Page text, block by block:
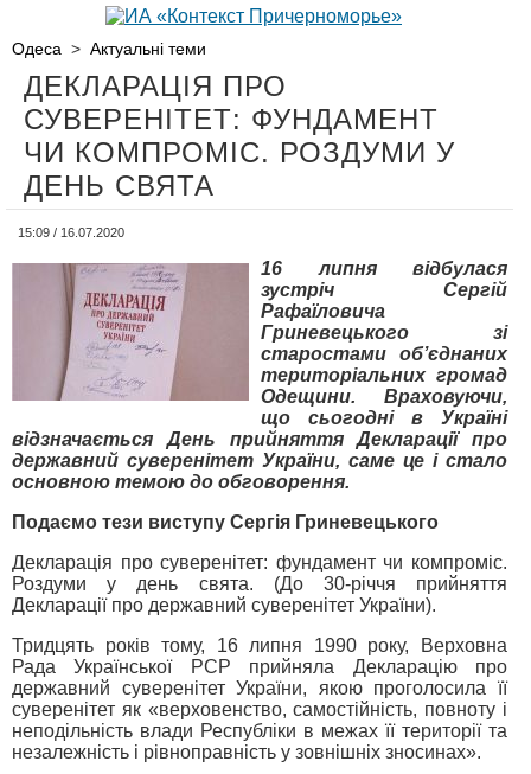
Одеса > Актуальні теми
ДЕКЛАРАЦІЯ ПРО
СУВЕРЕНІТЕТ: ФУНДАМЕНТ
ЧИ КОМПРОМІС. РОЗДУМИ У
ДЕНЬ СВЯТА
15:09 / 16.07.2020
16 липня відбулася
зустріч Сергій
Рафаїловича
Гриневецького зі
старостами обʼєднаних
територіальних громад
Одещини. Враховуючи,
що сьогодні в Україні
відзначається День прийняття Декларації про
державний суверенітет України, саме це і стало
основною темою до обговорення.
Подаємо тези виступу Сергія Гриневецького
Декларація про суверенітет: фундамент чи компроміс.
Роздуми у день свята. (До 30-річчя прийняття
Декларації про державний суверенітет України).
Тридцять років тому, 16 липня 1990 року, Верховна
Рада Української РСР прийняла Декларацію про
державний суверенітет України, якою проголосила її
суверенітет як «верховенство, самостійність, повноту і
неподільність влади Республіки в межах її території та
незалежність і рівноправність у зовнішніх зносинах».